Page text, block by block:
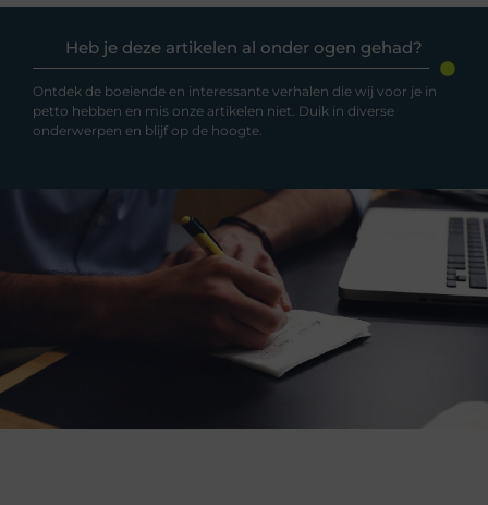
Heb je deze artikelen al onder ogen gehad?
Ontdek de boeiende en interessante verhalen die wij voor je in
petto hebben en mis onze artikelen niet. Duik in diverse
onderwerpen en blijf op de hoogte.